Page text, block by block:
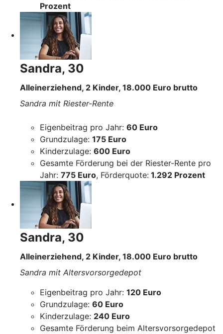
Prozent
Sandra, 30
Alleinerziehend, 2 Kinder, 18.000 Euro brutto
Sandra mit Riester-Rente
Eigenbeitrag pro Jahr: 60 Euro
Grundzulage: 175 Euro
Kinderzulage: 600 Euro
Gesamte Förderung bei der Riester-Rente pro
Jahr: 775 Euro, Förderquote: 1.292 Prozent
Sandra, 30
Alleinerziehend, 2 Kinder, 18.000 Euro brutto
Sandra mit Altersvorsorgedepot
Eigenbeitrag pro Jahr: 120 Euro
Grundzulage: 60 Euro
Kinderzulage: 240 Euro
Gesamte Förderung beim Altersvorsorgedepot